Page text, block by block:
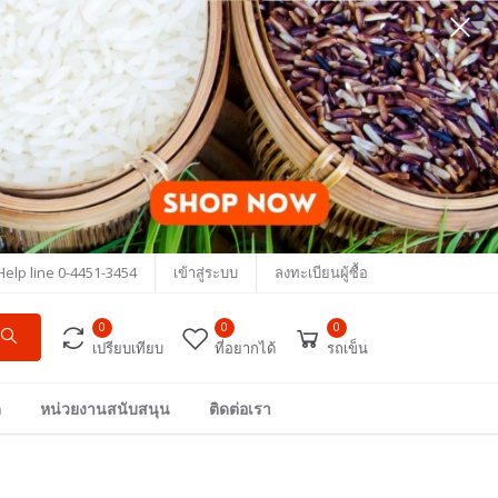
line 0-4451-3454 เข้าสู่ระบบ ลงทะเบียนผู้ซื้อ
0
เปรียบเทียบ
0
ที่อยากได้
0
รถเข็น
หน่วยงานสนับสนุน ติดต่อเรา